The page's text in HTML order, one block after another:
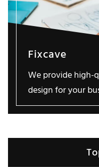
Fixcave
We provide high-
design for your